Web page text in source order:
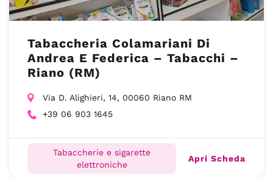
Tabaccheria Colamariani Di
Andrea E Federica – Tabacchi –
Riano (RM)
Via D. Alighieri, 14, 00060 Riano RM
+39 06 903 1645
Tabaccherie e sigarette
elettroniche
Apri Scheda